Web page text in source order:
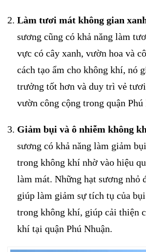
Làm tươi mát không gian
sương cũng có khả năng làm
vực có cây xanh, vườn hoa và
cách tạo ẩm cho không khí, nó
trưởng tốt hơn và duy trì vẻ
vườn công cộng trong quận Phú
Giảm bụi và ô nhiễm không
sương có khả năng làm giảm
trong không khí nhờ vào hiệu
làm mát. Những hạt sương nhỏ
giúp làm giảm sự tích tụ của
trong không khí, giúp cải thiện
khí tại quận Phú Nhuận.